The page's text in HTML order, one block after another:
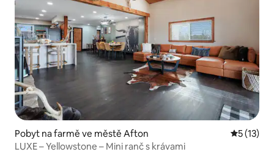
Pobyt na farmě ve městě Afton
5 (13)
LUXE – Yellowstone – Mini ranč s krávami